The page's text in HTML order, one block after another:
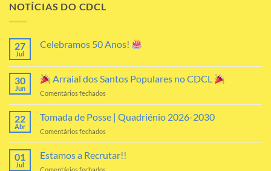
NOTÍCIAS DO CDCL
27
Jul
Celebramos 50 Anos!
comentários
Celebramos
Anos!
30
Jun
Arraial dos Santos Populares no CDCL
Comentários fechados
Arraial
dos
Santos
Populares
no
22
Abr
Tomada de Posse | Quadriénio 2026-2030
Comentários fechados
Tomada
de
Posse
01
Jul
Estamos a Recrutar!!